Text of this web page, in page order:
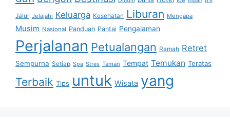
Jalur Jelajahi Keluarga Kesehatan Liburan Mengapa
Musim Nasional Panduan Pantai Pengalaman
Perjalanan Petualangan Ramah Retret
Sempurna Setiap Spa Stres Taman Tempat Temukan Teratas
Terbaik Tips untuk Wisata yang